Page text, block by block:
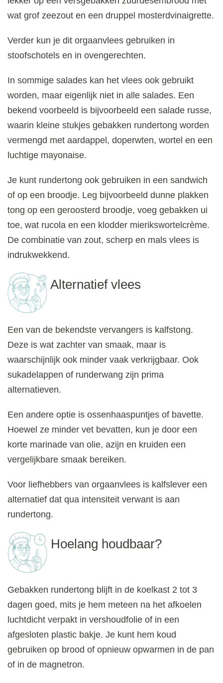
wat grof zeezout en een druppel mosterdvinaigrette.
Verder kun je dit orgaanvlees gebruiken in
stoofschotels en in ovengerechten.
In sommige salades kan het vlees ook gebruikt
worden, maar eigenlijk niet in alle salades. Een
bekend voorbeeld is bijvoorbeeld een salade russe,
waarin kleine stukjes gebakken rundertong worden
vermengd met aardappel, doperwten, wortel en een
luchtige mayonaise.
Je kunt rundertong ook gebruiken in een sandwich
of op een broodje. Leg bijvoorbeeld dunne plakken
tong op een geroosterd broodje, voeg gebakken ui
toe, wat rucola en een klodder mierikswortelcrème.
De combinatie van zout, scherp en mals vlees is
indrukwekkend.
Alternatief vlees
Een van de bekendste vervangers is kalfstong.
Deze is wat zachter van smaak, maar is
waarschijnlijk ook minder vaak verkrijgbaar. Ook
sukadelappen of runderwang zijn prima
alternatieven.
Een andere optie is ossenhaaspuntjes of bavette.
Hoewel ze minder vet bevatten, kun je door een
korte marinade van olie, azijn en kruiden een
vergelijkbare smaak bereiken.
Voor liefhebbers van orgaanvlees is kalfslever een
alternatief dat qua intensiteit verwant is aan
rundertong.
Hoelang houdbaar?
Gebakken rundertong blijft in de koelkast 2 tot 3
dagen goed, mits je hem meteen na het afkoelen
luchtdicht verpakt in vershoudfolie of in een
afgesloten plastic bakje. Je kunt hem koud
gebruiken op brood of opnieuw opwarmen in de pan
of in de magnetron.